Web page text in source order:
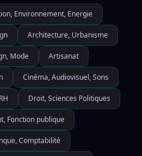
Environnement, Energie
Architecture, Urbanisme
Mode Artisanat
Cinéma, Audiovisuel, Sons
Droit, Sciences Politiques
Fonction publique
Comptabilité